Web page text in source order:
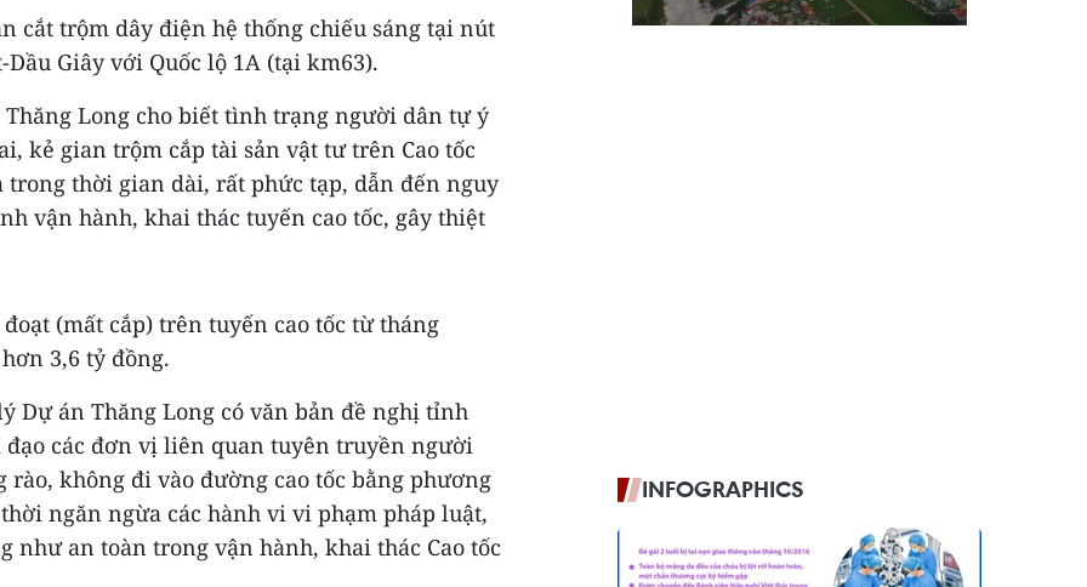
cắt trộm dây điện hệ thống chiếu sáng tại nút
Giây với Quốc lộ 1A (tại km63).
Long cho biết tình trạng người dân tự ý
kẻ gian trộm cắp tài sản vật tư trên Cao tốc
trong thời gian dài, rất phức tạp, dẫn đến nguy
vận hành, khai thác tuyến cao tốc, gây thiệt
(mất cắp) trên tuyến cao tốc từ tháng
3,6 tỷ đồng.
Dự án Thăng Long có văn bản đề nghị tỉnh
các đơn vị liên quan tuyên truyền người
rào, không đi vào đường cao tốc bằng phương
ngăn ngừa các hành vi vi phạm pháp luật,
như an toàn trong vận hành, khai thác Cao tốc
INFOGRAPHICS